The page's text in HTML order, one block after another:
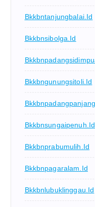
Bkkbntanjungbalai.id
Bkkbnsibolga.id
Bkkbngunungsitoli.id
Bkkbnsungaipenuh.id
Bkkbnprabumulih.id
Bkkbnpagaralam.id
Bkkbnlubuklinggau.id